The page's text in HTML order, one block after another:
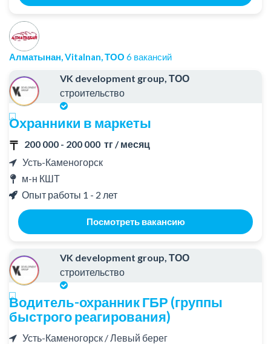
Алматынан, Vitalnan, ТОО 6 вакансий
VK development group, ТОО
строительство
Охранники в маркеты
200 000 - 200 000 тг / месяц
Усть-Каменогорск
м-н КШТ
Опыт работы 1 - 2 лет
Посмотреть вакансию
VK development group, ТОО
строительство
Водитель-охранник ГБР (группы
быстрого реагирования)
Усть-Каменогорск / Левый берег